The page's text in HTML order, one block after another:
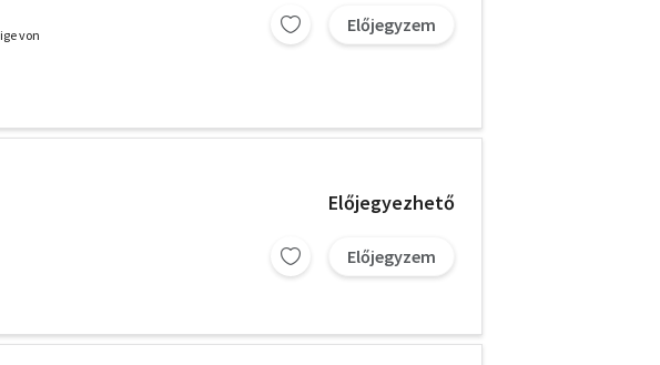
von
Előjegyzem
Előjegyezhető
Előjegyzem